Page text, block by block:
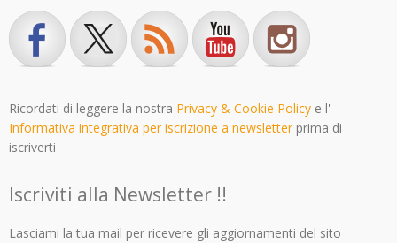
Ricordati di leggere la nostra Privacy & Cookie Policy e l'
Informativa integrativa per iscrizione a newsletterprima di
iscriverti
Iscriviti alla Newsletter !!
Lasciami la tua mail per ricevere gli aggiornamenti del sito